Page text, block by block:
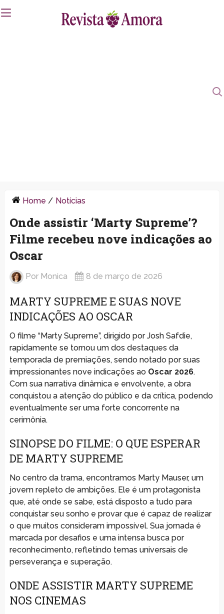
Home / Notícias
Onde assistir ‘Marty Supreme’?
Filme recebeu nove indicações ao
Oscar
Por Monica 8 de março de 2026
MARTY SUPREME E SUAS NOVE
INDICAÇÕES AO OSCAR
O filme “Marty Supreme”, dirigido por Josh Safdie,
rapidamente se tornou um dos destaques da
temporada de premiações, sendo notado por suas
impressionantes nove indicações ao Oscar 2026.
Com sua narrativa dinâmica e envolvente, a obra
conquistou a atenção do público e da crítica, podendo
eventualmente ser uma forte concorrente na
cerimônia.
SINOPSE DO FILME: O QUE ESPERAR
DE MARTY SUPREME
No centro da trama, encontramos Marty Mauser, um
jovem repleto de ambições. Ele é um protagonista
que, até onde se sabe, está disposto a tudo para
conquistar seu sonho e provar que é capaz de realizar
o que muitos consideram impossível. Sua jornada é
marcada por desafios e uma intensa busca por
reconhecimento, refletindo temas universais de
perseverança e superação.
ONDE ASSISTIR MARTY SUPREME
NOS CINEMAS